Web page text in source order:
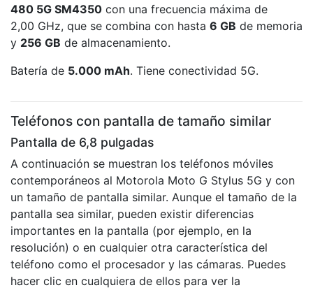
480 5G SM4350 con una frecuencia máxima de
2,00 GHz, que se combina con hasta 6 GB de memoria
y 256 GB de almacenamiento.
Batería de 5.000 mAh. Tiene conectividad 5G.
Teléfonos con pantalla de tamaño similar
Pantalla de 6,8 pulgadas
A continuación se muestran los teléfonos móviles
contemporáneos al Motorola Moto G Stylus 5G y con
un tamaño de pantalla similar. Aunque el tamaño de la
pantalla sea similar, pueden existir diferencias
importantes en la pantalla (por ejemplo, en la
resolución) o en cualquier otra característica del
teléfono como el procesador y las cámaras. Puedes
hacer clic en cualquiera de ellos para ver la